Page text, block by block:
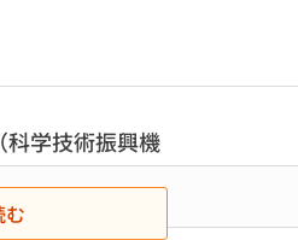
科学技術振興機
む